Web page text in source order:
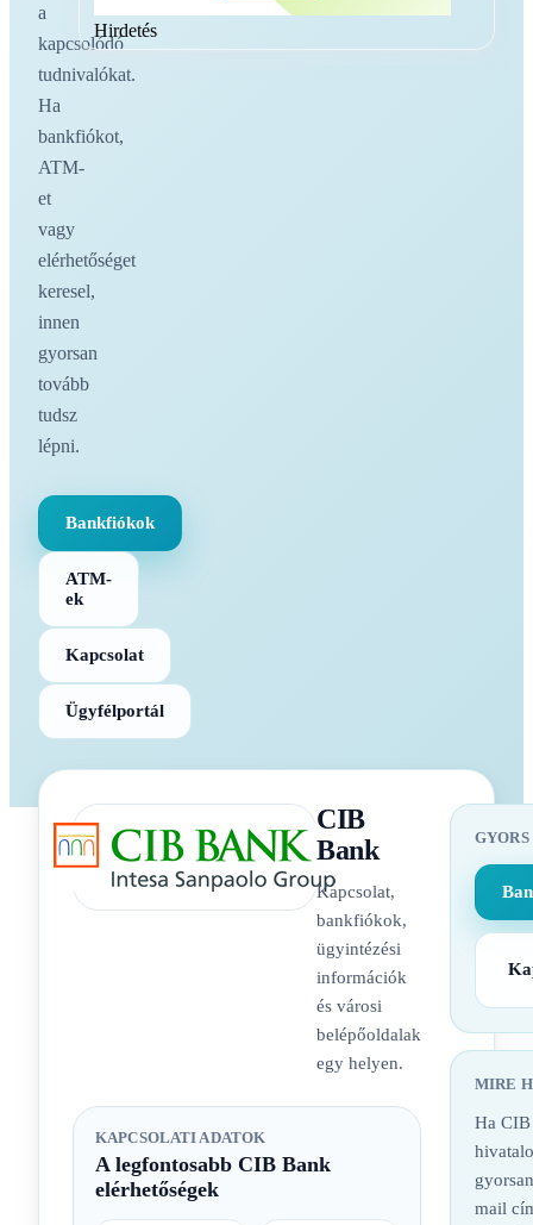
a
kapcsolódó
tudnivalókat.
Ha
bankfiókot,
ATM-
et
vagy
elérhetőséget
keresel,
innen
gyorsan
tovább
tudsz
lépni.
Bankfiókok
ATM-
ek
Kapcsolat
Ügyfélportál
Hirdetés
CIB
Bank
Kapcsolat,
bankfiókok,
ügyintézési
információk
és városi
belépőoldalak
egy helyen.
KAPCSOLATI ADATOK
A legfontosabb CIB Bank
elérhetőségek
MIRE
Ha
mail